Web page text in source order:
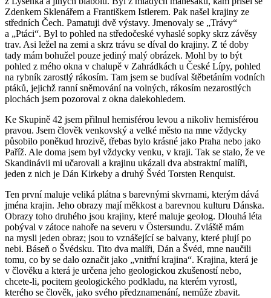
Zdenkem Sklenářem a Františkem Istlerem. Pak našel krajiny ze
středních Čech. Pamatuji dvě výstavy. Jmenovaly se „Trávy“
a „Ptáci“. Byl to pohled na středočeské vyhaslé sopky skrz závěsy
trav. Asi ležel na zemi a skrz trávu se díval do krajiny. Z té doby
tady mám bohužel pouze jediný malý obrázek. Mohl by to být
pohled z mého okna v chalupě v Zahrádkách u České Lípy, pohled
na rybník zarostlý rákosím. Tam jsem se budíval štěbetáním vodních
ptáků, jejichž ranní sněmování na volných, rákosím nezarostlých
plochách jsem pozoroval z okna dalekohledem.
Ke Skupině 42 jsem přilnul hemisférou levou a nikoliv hemisférou
pravou. Jsem člověk venkovský a velké město na mne vždycky
působilo poněkud hrozivě, třebas bylo krásné jako Praha nebo jako
Paříž. Ale doma jsem byl vždycky venku, v kraji. Tak se stalo, že ve
Skandinávii mi učarovali a krajinu ukázali dva abstraktní malíři,
jeden z nich je Dán Kirkeby a druhý Švéd Torsten Renquist.
Ten první maluje veliká plátna s barevnými skvrnami, kterým dává
jména krajin. Jeho obrazy mají měkkost a barevnou kulturu Dánska.
Obrazy toho druhého jsou krajiny, které maluje geolog. Dlouhá léta
pobýval v zátoce nahoře na severu v Östersundu. Zvláště mám
na mysli jeden obraz; jsou to vznášející se balvany, které plují po
nebi. Báseň o Švédsku. Tito dva malíři, Dán a Švéd, mne naučili
tomu, co by se dalo označit jako „vnitřní krajina“. Krajina, která je
v člověku a která je určena jeho geologickou zkušeností nebo,
chcete-li, pocitem geologického podkladu, na kterém vyrostl,
kterého se člověk, jako svého předznamenání, nemůže zbavit.